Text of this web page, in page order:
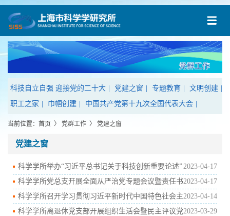
科技自立自强 迎接党的二十大 党建之窗 专题教育 文明创建
职工之家
巾帼创建 中国共产党第十九次全国代表大会
当前位置： 首页 〉 党群工作 〉 党建之窗
党建之窗
2023-04-17
科学学所举办“习近平总书记关于科技创新重要论述”
研讨会
2023-04-17
科学学所党总支开展全面从严治党专题会议暨责任书
签约
2023-04-14
科学学所召开学习贯彻习近平新时代中国特色社会主
义思想主题教育动员大会
2023-03-29
科学学所离退休党支部开展组织生活会暨民主评议党